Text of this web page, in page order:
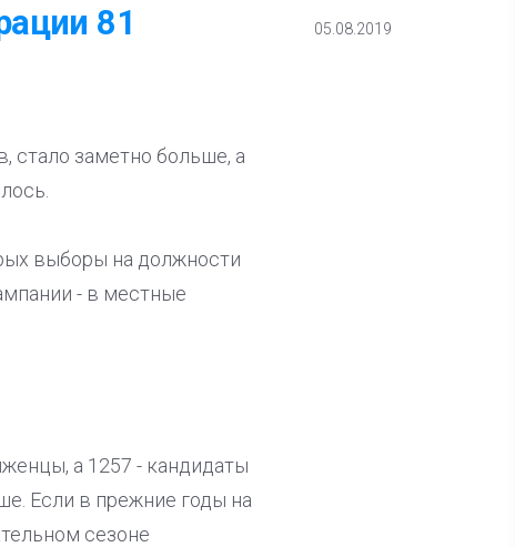
81
05.08.2019
стало заметно больше, а
выборы на должности
- в местные
а 1257 - кандидаты
Если в прежние годы на
сезоне